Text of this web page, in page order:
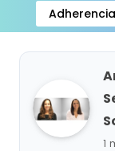
Item
1
1